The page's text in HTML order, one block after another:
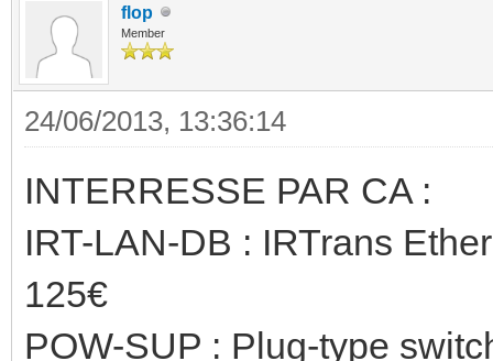
flop
Member
24/06/2013, 13:36:14
INTERRESSE PAR CA :
IRT-LAN-DB : IRTrans
125€
POW-SUP : Plug-type